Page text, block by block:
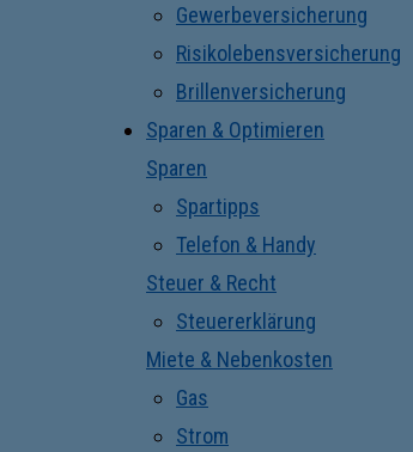
Gewerbeversicherung
Risikolebensversicherung
Brillenversicherung
Sparen & Optimieren
Sparen
Spartipps
Telefon & Handy
Steuer & Recht
Steuererklärung
Miete & Nebenkosten
Gas
Strom